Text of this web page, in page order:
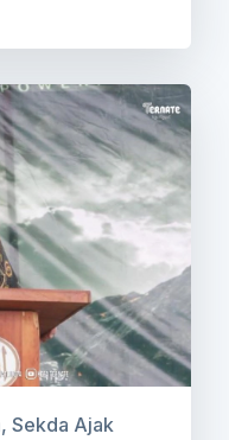
Sekda Ajak